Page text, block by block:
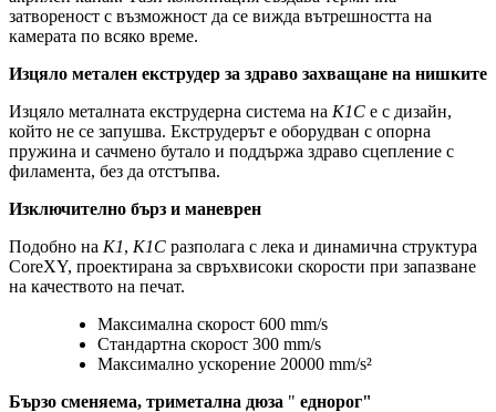
затвореност с възможност да се вижда вътрешността на
камерата по всяко време.
Изцяло метален екструдер за здраво захващане на нишките
Изцяло металната екструдерна система на K1C е с дизайн,
който не се запушва. Екструдерът е оборудван с опорна
пружина и сачмено бутало и поддържа здраво сцепление с
филамента, без да отстъпва.
Изключително бърз и маневрен
Подобно на K1, K1C разполага с лека и динамична структура
CoreXY, проектирана за свръхвисоки скорости при запазване
на качеството на печат.
Максимална скорост 600 mm/s
Стандартна скорост 300 mm/s
Максимално ускорение 20000 mm/s²
Бързо сменяема, триметална дюза " еднорог"